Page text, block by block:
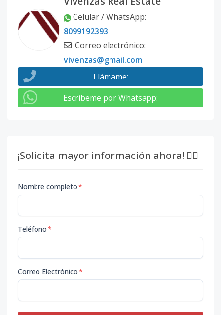
Celular / WhatsApp:
8099192393
Correo electrónico:
vivenzas@gmail.com
Llámame:
Escribeme por Whatsapp:
¡Solicita mayor información ahora! 👇🏽
Nombre completo*
Teléfono*
Correo Electrónico*